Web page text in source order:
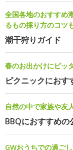
全国各地のおすすめ
るもの採り方のコツ
潮干狩りガイド
春のお出かけにピッ
ピクニックにおす
自然の中で家族や友
BBQにおすすめの
GWおうちでの過ご